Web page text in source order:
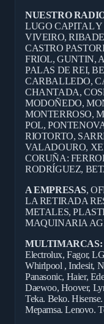
NUESTRO
LUGO CAPITAL
VIVEIRO,
CASTRO
FRIOL, GUNTIN,
PALAS DE REI,
CARBALLEDO,
CHANTADA,
MODOÑEDO,
MONTERROSO,
POL,
RIOTORTO,
VALADOURO,
CORUÑA:
RODRÍGUEZ,
A EMPRESAS,
LA RETIRADA
METALES,
MAQUINARIA
MULTIMARCAS:
Electrolux, Fagor,
Whirlpool , Indesit,
Panasonic, Haier,
Daewoo, Hoover,
Teka. Beko.
Mepamsa. Lenovo.